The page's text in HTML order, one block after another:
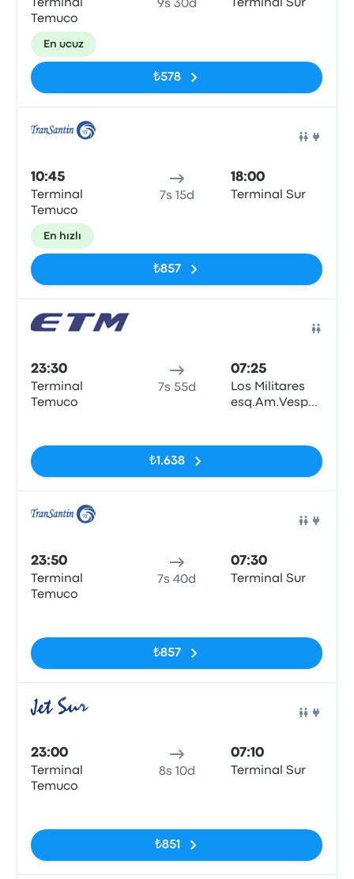
Terminal
Temuco
9s 30d Terminal Sur
En ucuz
₺578
10:45
Terminal
Temuco
7s 15d
18:00
Terminal Sur
En hızlı
₺857
23:30
Terminal
Temuco
7s 55d
07:25
Los Militares
esq.Am.Vespucio
₺1.638
23:50
Terminal
Temuco
7s 40d
07:30
Terminal Sur
₺857
23:00
Terminal
Temuco
8s 10d
07:10
Terminal Sur
₺851